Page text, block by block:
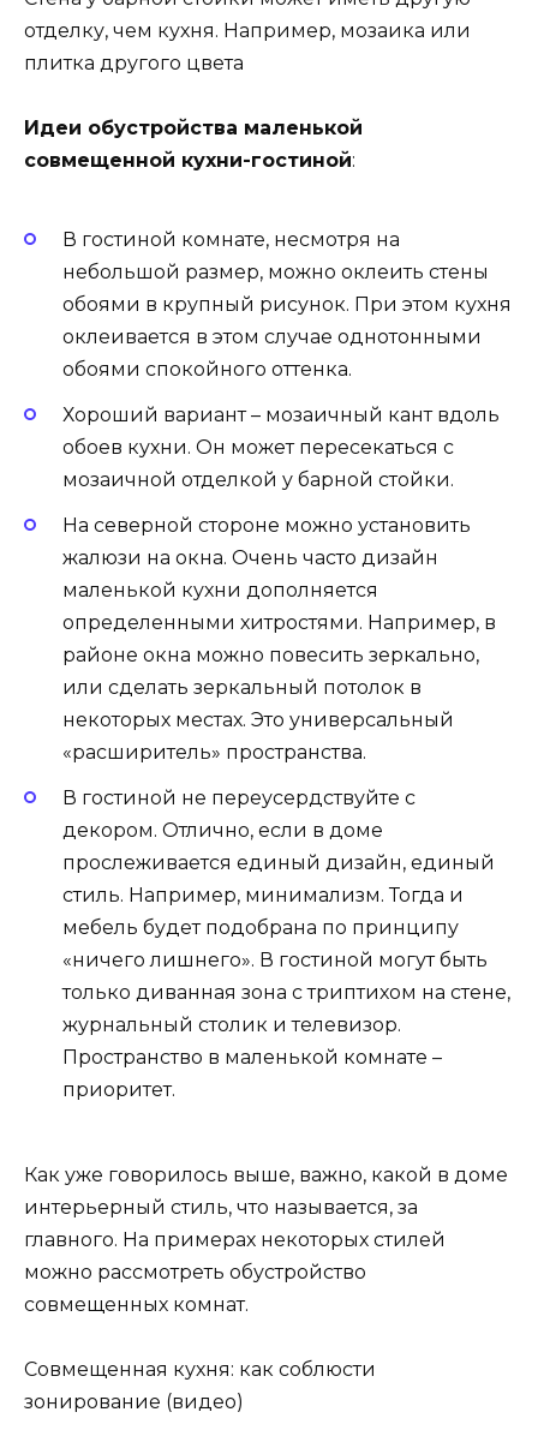
отделку, чем кухня. Например, мозаика или
плитка другого цвета
Идеи обустройства маленькой
совмещенной кухни-гостиной:
В гостиной комнате, несмотря на
небольшой размер, можно оклеить стены
обоями в крупный рисунок. При этом кухня
оклеивается в этом случае однотонными
обоями спокойного оттенка.
Хороший вариант – мозаичный кант вдоль
обоев кухни. Он может пересекаться с
мозаичной отделкой у барной стойки.
На северной стороне можно установить
жалюзи на окна. Очень часто дизайн
маленькой кухни дополняется
определенными хитростями. Например, в
районе окна можно повесить зеркально,
или сделать зеркальный потолок в
некоторых местах. Это универсальный
«расширитель» пространства.
В гостиной не переусердствуйте с
декором. Отлично, если в доме
прослеживается единый дизайн, единый
стиль. Например, минимализм. Тогда и
мебель будет подобрана по принципу
«ничего лишнего». В гостиной могут быть
только диванная зона с триптихом на стене,
журнальный столик и телевизор.
Пространство в маленькой комнате –
приоритет.
Как уже говорилось выше, важно, какой в доме
интерьерный стиль, что называется, за
главного. На примерах некоторых стилей
можно рассмотреть обустройство
совмещенных комнат.
Совмещенная кухня: как соблюсти
зонирование (видео)